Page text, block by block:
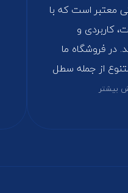
معتبر است که با
کاربردی و
در فروشگاه ما
از جمله سطل
بیشتر